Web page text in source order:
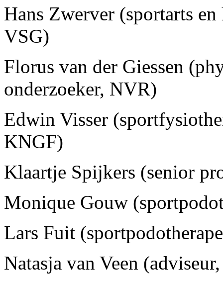
Hans Zwerver (sportarts
VSG)
Florus van der Giessen
onderzoeker, NVR)
Edwin Visser
KNGF)
Klaartje Spijkers (senior
Monique Gouw
Lars Fuit
Natasja van Veen